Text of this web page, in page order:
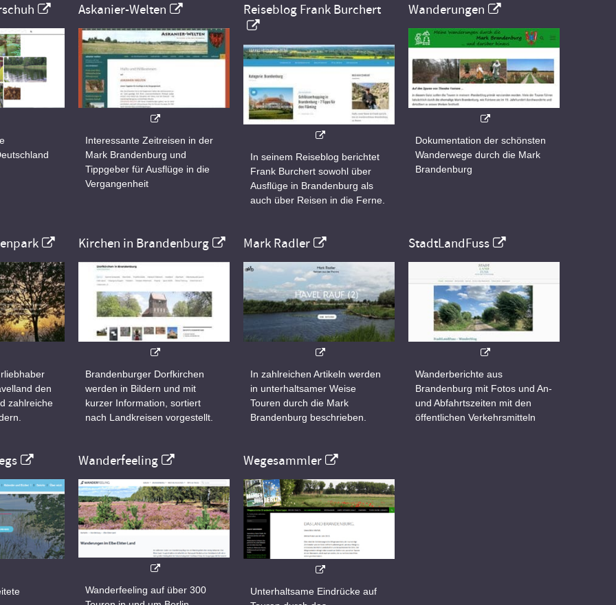
Askanier-Welten
Interessante Zeitreisen in der
Mark Brandenburg und
Tippgeber für Ausflüge in die
Vergangenheit
Reiseblog Frank Burchert
In seinem Reiseblog berichtet
Frank Burchert sowohl über
Ausflüge in Brandenburg als
auch über Reisen in die Ferne.
Wanderungen
Dokumentation der schönsten
Wanderwege durch die Mark
Brandenburg
den
zahlreiche
Kirchen in Brandenburg
Brandenburger Dorfkirchen
werden in Bildern und mit
kurzer Information, sortiert
nach Landkreisen vorgestellt.
Mark Radler
In zahlreichen Artikeln werden
in unterhaltsamer Weise
Touren durch die Mark
Brandenburg beschrieben.
StadtLandFuss
Wanderberichte aus
Brandenburg mit Fotos und An-
und Abfahrtszeiten mit den
öffentlichen Verkehrsmitteln
Wanderfeeling
Wanderfeeling auf über 300
Wegesammler
Unterhaltsame Eindrücke auf